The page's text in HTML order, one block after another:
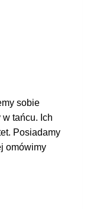
sobie
tańcu. Ich
Posiadamy
omówimy